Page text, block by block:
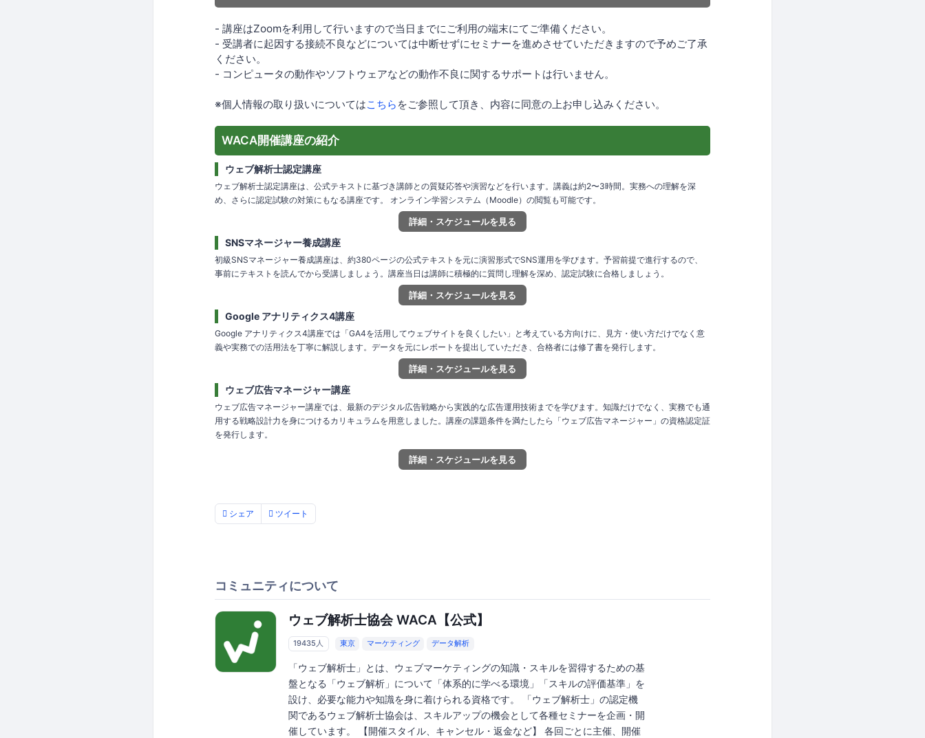
- 講座はZoomを利用して行いますので当日までにご利用の端末にてご準備ください。
- 受講者に起因する接続不良などについては中断せずにセミナーを進めさせていただきますので予めご了承
ください。
- コンピュータの動作やソフトウェアなどの動作不良に関するサポートは行いません。
※個人情報の取り扱いについてはこちら をご参照して頂き、内容に同意の上お申し込みください。
WACA開催講座の紹介
ウェブ解析士認定講座
ウェブ解析士認定講座は、公式テキストに基づき講師との質疑応答や演習などを行います。講義は約2〜3時間。実務への理解を深
め、さらに認定試験の対策にもなる講座です。 オンライン学習システム（Moodle）の閲覧も可能です。
詳細・スケジュールを見る
SNSマネージャー養成講座
初級SNSマネージャー養成講座は、約380ページの公式テキストを元に演習形式でSNS運用を学びます。予習前提で進行するので、
事前にテキストを読んでから受講しましょう。講座当日は講師に積極的に質問し理解を深め、認定試験に合格しましょう。
詳細・スケジュールを見る
Google アナリティクス4講座
Google アナリティクス4講座では「GA4を活用してウェブサイトを良くしたい」と考えている方向けに、見方・使い方だけでなく意
義や実務での活用法を丁寧に解説します。データを元にレポートを提出していただき、合格者には修了書を発行します。
詳細・スケジュールを見る
ウェブ広告マネージャー講座
ウェブ広告マネージャー講座では、最新のデジタル広告戦略から実践的な広告運用技術までを学びます。知識だけでなく、実務でも通
用する戦略設計力を身につけるカリキュラムを用意しました。講座の課題条件を満たしたら「ウェブ広告マネージャー」の資格認定証
を発行します。
詳細・スケジュールを見る
シェア ツイート
コミュニティについて
ウェブ解析士協会 WACA【公式】
19435人 東京 マーケティング データ解析
「ウェブ解析士」とは、ウェブマーケティングの知識・スキルを習得するための基
盤となる「ウェブ解析」について「体系的に学べる環境」「スキルの評価基準」を
設け、必要な能力や知識を身に着けられる資格です。 「ウェブ解析士」の認定機
関であるウェブ解析士協会は、スキルアップの機会として各種セミナーを企画・開
催しています。 【開催スタイル、キャンセル・返金など】 各回ごとに主催、開催